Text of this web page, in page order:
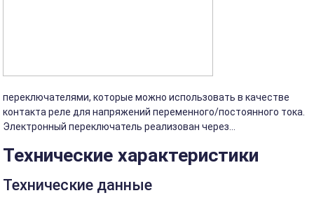
переключателями, которые можно использовать в качестве
контакта реле для напряжений переменного/постоянного тока.
Электронный переключатель реализован через...
Технические характеристики
Технические данные